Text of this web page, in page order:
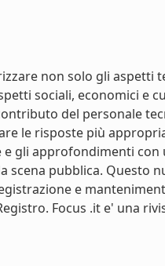
non solo gli aspetti
sociali, economici e
del personale
le risposte più
e gli approfondimenti
scena pubblica. Questo
e
Focus .it e' una